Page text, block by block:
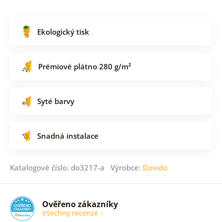
Ekologický tisk
Prémiové plátno 280 g/m²
Syté barvy
Snadná instalace
Katalogové číslo: do3217-a Výrobce: Dovido
Ověřeno zákazníky
Všechny recenze